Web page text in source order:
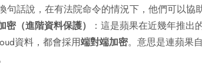
句話說，在有法院命令的情況下，他們可以協助
密（進階資料保護）
：這是蘋果在近幾年推
資料，都會採用端對端加密。意思是連蘋果